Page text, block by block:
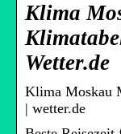
Klima
Wetter.de
Klima Moskau
| wetter.de